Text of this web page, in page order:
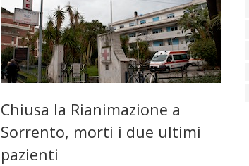
Chiusa la Rianimazione a
Sorrento, morti i due ultimi
pazienti